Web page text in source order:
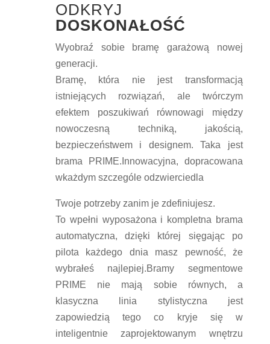
ODKRYJ
DOSKONAŁOŚĆ
Wyobraź sobie bramę garażową nowej
generacji.
Bramę, która nie jest transformacją
istniejących rozwiązań, ale twórczym
efektem poszukiwań równowagi między
nowoczesną techniką, jakością,
bezpieczeństwem i designem. Taka jest
brama PRIME.Innowacyjna, dopracowana
wkażdym szczególe odzwierciedla
Twoje potrzeby zanim je zdefiniujesz.
To wpełni wyposażona i kompletna brama
automatyczna, dzięki której sięgając po
pilota każdego dnia masz pewność, że
wybrałeś najlepiej.Bramy segmentowe
PRIME nie mają sobie równych, a
klasyczna linia stylistyczna jest
zapowiedzią tego co kryje się w
inteligentnie zaprojektowanym wnętrzu